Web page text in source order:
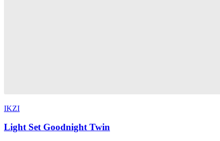
IKZI
Light Set Goodnight Twin